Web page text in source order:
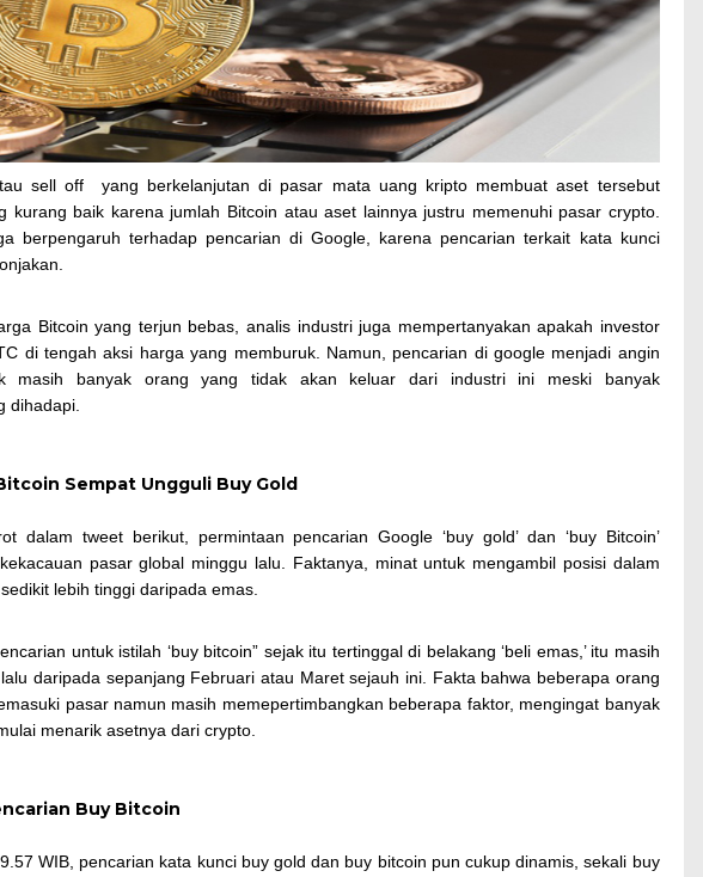
sell off yang berkelanjutan di pasar mata uang kripto membuat aset tersebut
kurang baik karena jumlah Bitcoin atau aset lainnya justru memenuhi pasar crypto.
berpengaruh terhadap pencarian di Google, karena pencarian terkait kata kunci
Bitcoin yang terjun bebas, analis industri juga mempertanyakan apakah investor
di tengah aksi harga yang memburuk. Namun, pencarian di google menjadi angin
masih banyak orang yang tidak akan keluar dari industri ini meski banyak
dihadapi.
Sempat Ungguli Buy Gold
dalam tweet berikut, permintaan pencarian Google ‘buy gold’ dan ‘buy Bitcoin’
pasar global minggu lalu. Faktanya, minat untuk mengambil posisi dalam
lebih tinggi daripada emas.
untuk istilah ‘buy bitcoin” sejak itu tertinggal di belakang ‘beli emas,’ itu masih
daripada sepanjang Februari atau Maret sejauh ini. Fakta bahwa beberapa orang
pasar namun masih memepertimbangkan beberapa faktor, mengingat banyak
menarik asetnya dari crypto.
Buy Bitcoin
WIB, pencarian kata kunci buy gold dan buy bitcoin pun cukup dinamis, sekali buy